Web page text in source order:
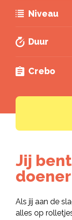
Niveau
Duur
Crebo
Jij
doener
Als jij aan de
alles op